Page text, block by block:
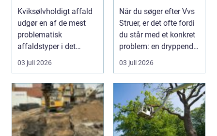
Kviksølvholdigt affald
udgør en af de mest
problematisk
affaldstyper i det
moderne samfund,
fordi se...
03 juli 2026
dine installationer
Når du søger efter Vvs
Struer, er det ofte fordi
du står med et konkret
problem: en dryppende
vandha...
03 juli 2026